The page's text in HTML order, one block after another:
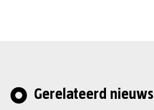
Gerelateerd nieuws